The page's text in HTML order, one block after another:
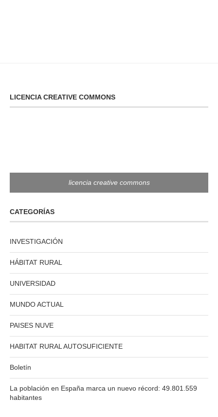
LICENCIA CREATIVE COMMONS
licencia creative commons
CATEGORÍAS
INVESTIGACIÓN
HÁBITAT RURAL
UNIVERSIDAD
MUNDO ACTUAL
PAISES NUVE
HABITAT RURAL AUTOSUFICIENTE
Boletín
La población en España marca un nuevo récord: 49.801.559
habitantes